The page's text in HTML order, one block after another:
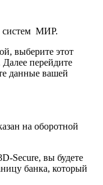
систем МИР.
выберите этот
перейдите
данные вашей
на оборотной
Secure, вы будете
банка, который